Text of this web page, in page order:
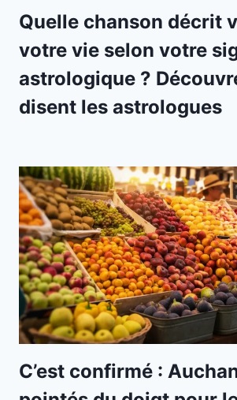
Quelle chanson décrit
votre vie selon votre
astrologique ?
disent les astrologues
C’est confirmé :